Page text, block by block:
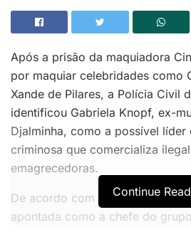
Após a prisão da maquiadora
por maquiar celebridades como
Xande de Pilares, a Polícia Civil
identificou Gabriela Knopf, ex-
Djalminha, como a possível líder
criminosa que comercializa
emagrecedoras.
De acordo com a investigação,
apontada como a chefe do
Continue